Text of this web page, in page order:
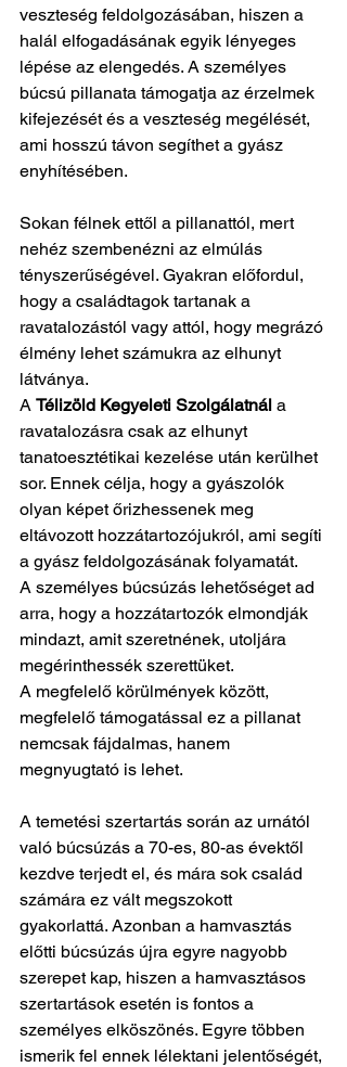
veszteség feldolgozásában, hiszen a
halál elfogadásának egyik lényeges
lépése az elengedés. A személyes
búcsú pillanata támogatja az érzelmek
kifejezését és a veszteség megélését,
ami hosszú távon segíthet a gyász
enyhítésében.
Sokan félnek ettől a pillanattól, mert
nehéz szembenézni az elmúlás
tényszerűségével. Gyakran előfordul,
hogy a családtagok tartanak a
ravatalozástól vagy attól, hogy megrázó
élmény lehet számukra az elhunyt
látványa.
A Télizöld Kegyeleti Szolgálatnál a
ravatalozásra csak az elhunyt
tanatoesztétikai kezelése után kerülhet
sor. Ennek célja, hogy a gyászolók
olyan képet őrizhessenek meg
eltávozott hozzátartozójukról, ami segíti
a gyász feldolgozásának folyamatát.
A személyes búcsúzás lehetőséget ad
arra, hogy a hozzátartozók elmondják
mindazt, amit szeretnének, utoljára
megérinthessék szerettüket.
A megfelelő körülmények között,
megfelelő támogatással ez a pillanat
nemcsak fájdalmas, hanem
megnyugtató is lehet.
A temetési szertartás során az urnától
való búcsúzás a 70-es, 80-as évektől
kezdve terjedt el, és mára sok család
számára ez vált megszokott
gyakorlattá. Azonban a hamvasztás
előtti búcsúzás újra egyre nagyobb
szerepet kap, hiszen a hamvasztásos
szertartások esetén is fontos a
személyes elköszönés. Egyre többen
ismerik fel ennek lélektani jelentőségét,